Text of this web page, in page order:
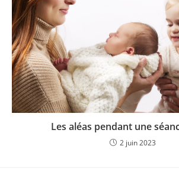
Les aléas pendant une
2 juin 2023